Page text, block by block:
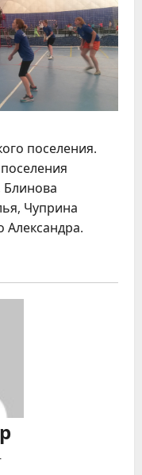
поселения.
Чуприна